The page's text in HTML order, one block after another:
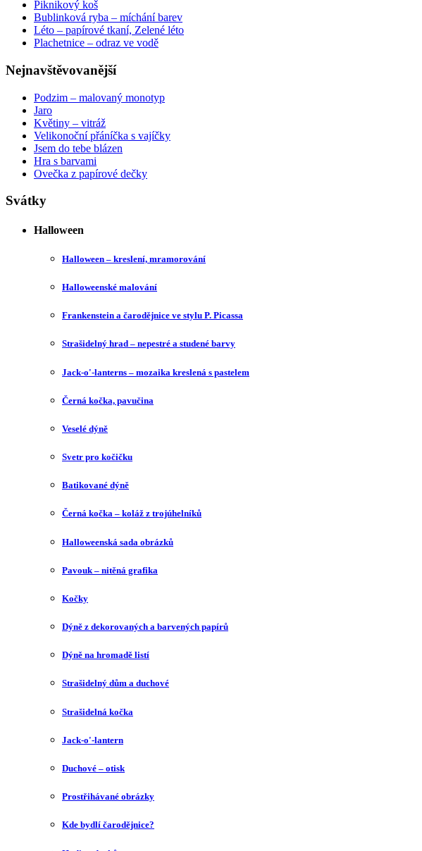
Piknikový koš
Bublinková ryba – míchání barev
Léto – papírové tkaní, Zelené léto
Plachetnice – odraz ve vodě
Nejnavštěvovanější
Podzim – malovaný monotyp
Jaro
Květiny – vitráž
Velikonoční přáníčka s vajíčky
Jsem do tebe blázen
Hra s barvami
Ovečka z papírové dečky
Svátky
Halloween
Halloween – kreslení, mramorování
Halloweenské malování
Frankenstein a čarodějnice ve stylu P. Picassa
Strašidelný hrad – nepestré a studené barvy
Jack-o'-lanterns – mozaika kreslená s pastelem
Černá kočka, pavučina
Veselé dýně
Svetr pro kočičku
Batikované dýně
Černá kočka – koláž z trojúhelníků
Halloweenská sada obrázků
Pavouk – nitěná grafika
Kočky
Dýně z dekorovaných a barvených papírů
Dýně na hromadě listí
Strašidelný dům a duchové
Strašidelná kočka
Jack-o'-lantern
Duchové – otisk
Prostřihávané obrázky
Kde bydlí čarodějnice?